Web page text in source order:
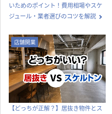
いためのポイント！費用相場やスケ
ジュール・業者選びのコツを解説
店舗開業
【どっちが正解？】居抜き物件とス